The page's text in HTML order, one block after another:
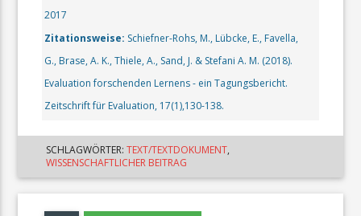
SCHLAGWÖRTER:TEXT/TEXTDOKUMENT,
WISSENSCHAFTLICHER BEITRAG
2017
Zitationsweise: Schiefner-Rohs, M., Lübcke, E., Favella,
G., Brase, A. K., Thiele, A., Sand, J. & Stefani A. M. (2018).
Evaluation forschenden Lernens - ein Tagungsbericht.
Zeitschrift für Evaluation, 17(1),130-138.